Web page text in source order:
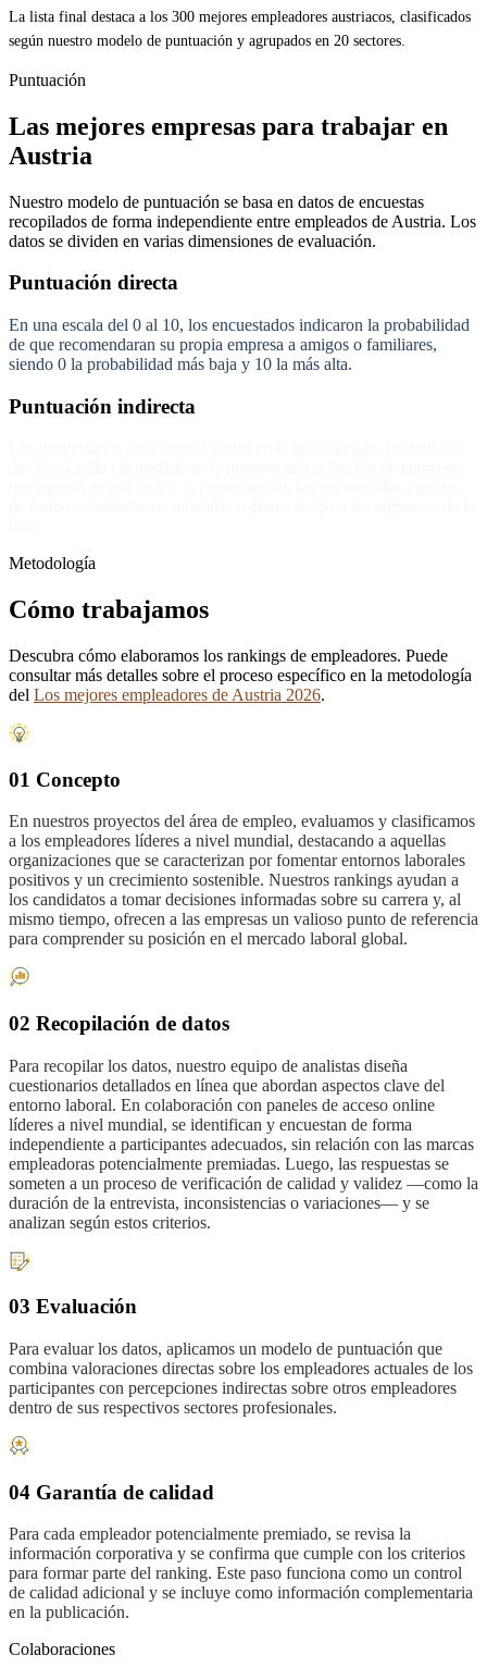
La lista final destaca a los 300 mejores empleadores austriacos, clasificados
según nuestro modelo de puntuación y agrupados en 20 sectores.
Puntuación
Las mejores empresas para trabajar en
Austria
Nuestro modelo de puntuación se basa en datos de encuestas
recopilados de forma independiente entre empleados de Austria. Los
datos se dividen en varias dimensiones de evaluación.
Puntuación directa
En una escala del 0 al 10, los encuestados indicaron la probabilidad
de que recomendaran su propia empresa a amigos o familiares,
siendo 0 la probabilidad más baja y 10 la más alta.
Puntuación indirecta
Metodología
Cómo trabajamos
Descubra cómo elaboramos los rankings de empleadores. Puede
consultar más detalles sobre el proceso específico en la metodología
del Los mejores empleadores de Austria 2026.
01 Concepto
En nuestros proyectos del área de empleo, evaluamos y clasificamos
a los empleadores líderes a nivel mundial, destacando a aquellas
organizaciones que se caracterizan por fomentar entornos laborales
positivos y un crecimiento sostenible. Nuestros rankings ayudan a
los candidatos a tomar decisiones informadas sobre su carrera y, al
mismo tiempo, ofrecen a las empresas un valioso punto de referencia
para comprender su posición en el mercado laboral global.
02 Recopilación de datos
Para recopilar los datos, nuestro equipo de analistas diseña
cuestionarios detallados en línea que abordan aspectos clave del
entorno laboral. En colaboración con paneles de acceso online
líderes a nivel mundial, se identifican y encuestan de forma
independiente a participantes adecuados, sin relación con las marcas
empleadoras potencialmente premiadas. Luego, las respuestas se
someten a un proceso de verificación de calidad y validez —como la
duración de la entrevista, inconsistencias o variaciones— y se
analizan según estos criterios.
03 Evaluación
Para evaluar los datos, aplicamos un modelo de puntuación que
combina valoraciones directas sobre los empleadores actuales de los
participantes con percepciones indirectas sobre otros empleadores
dentro de sus respectivos sectores profesionales.
04 Garantía de calidad
Para cada empleador potencialmente premiado, se revisa la
información corporativa y se confirma que cumple con los criterios
para formar parte del ranking. Este paso funciona como un control
de calidad adicional y se incluye como información complementaria
en la publicación.
Colaboraciones